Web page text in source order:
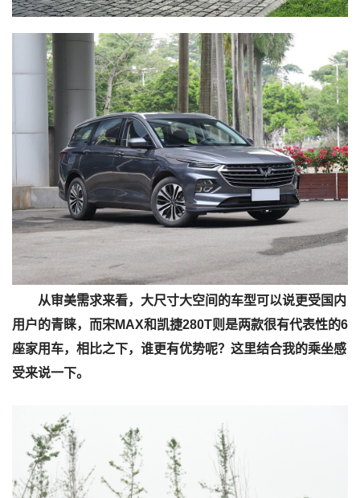
从审美需求来看，大尺寸大空间的车型可以说更受国内
用户的青睐，而宋MAX和凯捷280T则是两款很有代表性的6
座家用车，相比之下，谁更有优势呢？这里结合我的乘坐感
受来说一下。